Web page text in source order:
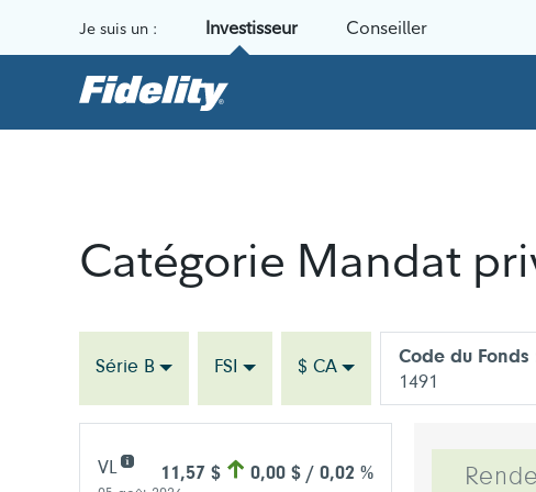
Je suis un : Investisseur Conseiller
Catégorie Mandat
Série B FSI $ CA
Code du Fonds
1491
VL 11,57 $ 0,00 $ / 0,02 %